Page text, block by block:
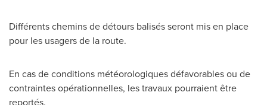
Différents chemins de détours balisés seront mis en place
pour les usagers de la route.
En cas de conditions météorologiques défavorables ou de
contraintes opérationnelles, les travaux pourraient être
reportés.